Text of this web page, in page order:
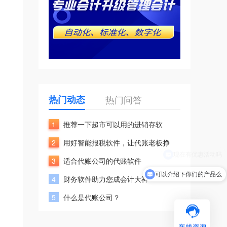
热门动态 热门问答
1
推荐一下超市可以用的进销存软
2
用好智能报税软件，让代账老板挣
3
适合代账公司的代账软件
4
财务软件助力您成会计大神
5
什么是代账公司？
可以介绍下你们的产品么